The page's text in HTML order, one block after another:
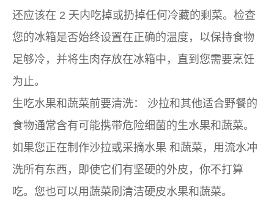
还应该在 2 天内吃掉或扔掉任何冷藏的剩菜。检查
您的冰箱是否始终设置在正确的温度，以保持食物
足够冷，并将生肉存放在冰箱中，直到您需要烹饪
为止。
生吃水果和蔬菜前要清洗：
沙拉和其他适合野餐的
食物通常含有可能携带危险细菌的生水果和蔬菜。
如果您正在制作沙拉或采摘水果 和蔬菜，用流水冲
洗所有东西，即使它们有坚硬的外皮，你不打算
吃。您也可以用蔬菜刷清洁硬皮水果和蔬菜。